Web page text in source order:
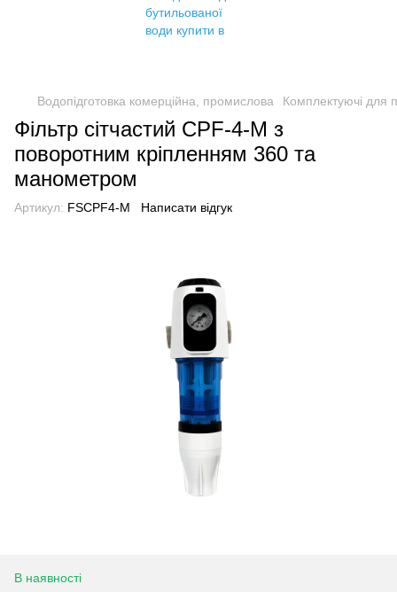
Водопідготовка комерційна, промислова Комплектуючі для
Фільтр сітчастий CPF-4-M з
поворотним кріпленням 360 та
манометром
Артикул: FSCPF4-M Написати відгук
В наявності